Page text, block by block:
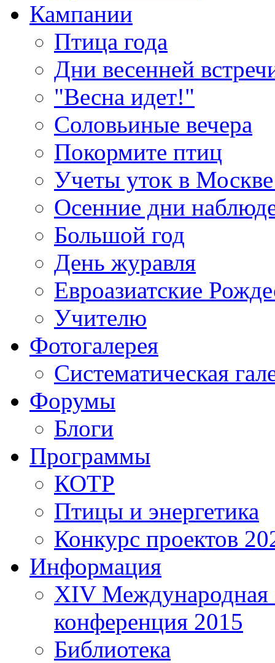
Кампании
Птица года
Дни весенней
"Весна идет!"
Соловьиные вечера
Покормите птиц
Учеты уток в
Осенние дни
Большой год
День журавля
Евроазиатские
Учителю
Фотогалерея
Систематическая
Форумы
Блоги
Программы
КОТР
Птицы и энергетика
Конкурс проектов
Информация
XIV Международная
конференция 2015
Библиотека